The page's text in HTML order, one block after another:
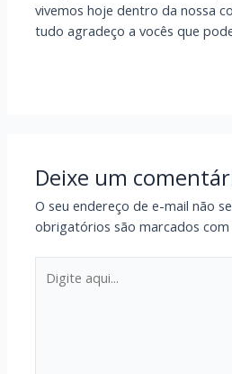
vivemos hoje dentro da nossa
tudo agradeço a vocês que
Deixe um
O seu endereço de e-mail não
obrigatórios são marcados
aqui...